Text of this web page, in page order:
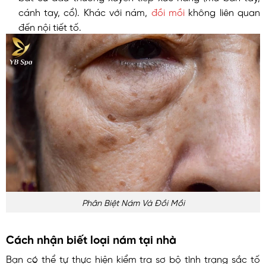
cánh tay, cổ). Khác với nám, đồi mồi không liên quan
đến nội tiết tố.
Phân Biệt Nám Và Đồi Mồi
Cách nhận biết loại nám tại nhà
Bạn có thể tự thực hiện kiểm tra sơ bộ tình trạng sắc tố